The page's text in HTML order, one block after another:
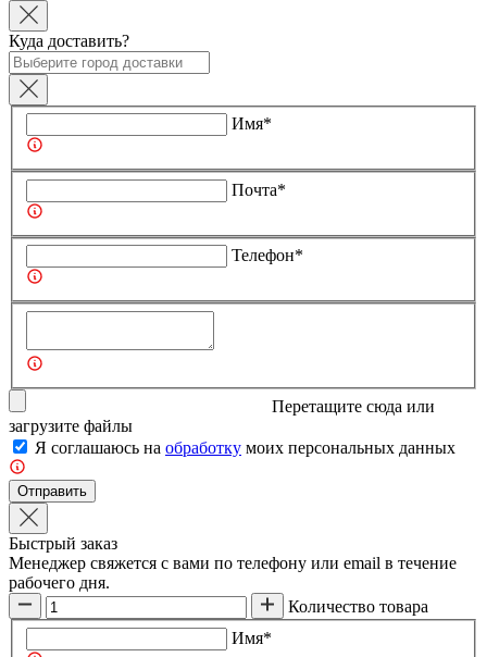
Куда доставить?
Имя*
Почта*
Телефон*
Перетащите сюда или
загрузите файлы
Я соглашаюсь на обработку моих персональных данных
Отправить
Быстрый заказ
Менеджер свяжется с вами по телефону или email в течение
рабочего дня.
Количество товара
Имя*